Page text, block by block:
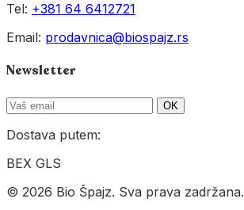
Tel: +381 64 6412721
Email: prodavnica@biospajz.rs
Newsletter
OK
Dostava putem:
BEX GLS
© 2026 Bio Špajz. Sva prava zadržana.